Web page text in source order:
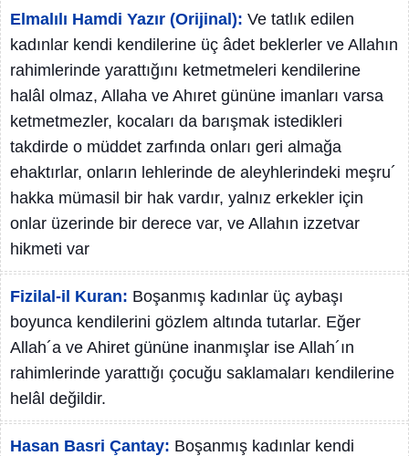
Elmalılı Hamdi Yazır (Orijinal): Ve tatlık edilen
kadınlar kendi kendilerine üç âdet beklerler ve Allahın
rahimlerinde yarattığını ketmetmeleri kendilerine
halâl olmaz, Allaha ve Ahıret gününe imanları varsa
ketmetmezler, kocaları da barışmak istedikleri
takdirde o müddet zarfında onları geri almağa
ehaktırlar, onların lehlerinde de aleyhlerindeki meşru´
hakka mümasil bir hak vardır, yalnız erkekler için
onlar üzerinde bir derece var, ve Allahın izzetvar
hikmeti var
Fizilal-il Kuran: Boşanmış kadınlar üç aybaşı
boyunca kendilerini gözlem altında tutarlar. Eğer
Allah´a ve Ahiret gününe inanmışlar ise Allah´ın
rahimlerinde yarattığı çocuğu saklamaları kendilerine
helâl değildir.
Hasan Basri Çantay: Boşanmış kadınlar kendi